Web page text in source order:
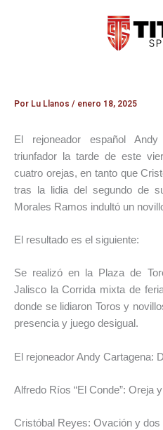
Por Lu Llanos / enero 18, 2025
El rejoneador español
triunfador la tarde de este
cuatro orejas, en tanto que
tras la lidia del segundo de
Morales Ramos indultó un
El resultado es el siguiente:
Se realizó en la Plaza de
Jalisco la Corrida mixta de
donde se lidiaron Toros y
presencia y juego desigual.
El rejoneador Andy Cartagena:
Alfredo Ríos “El Conde”: Oreja
Cristóbal Reyes: Ovación y dos